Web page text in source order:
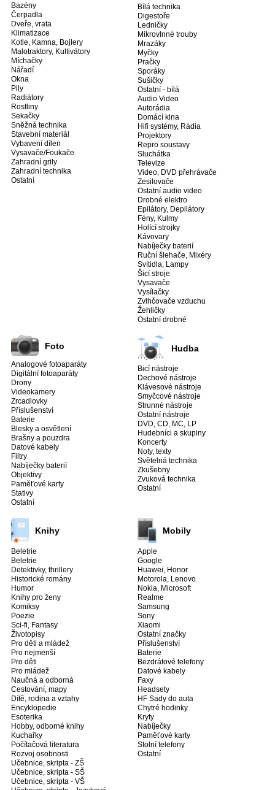
Bazény
Čerpadla
Dveře, vrata
Klimatizace
Kotle, Kamna, Bojlery
Malotraktory, Kultivátory
Míchačky
Nářadí
Okna
Pily
Radiátory
Rostliny
Sekačky
Sněžná technika
Stavební materiál
Vybavení dílen
Vysavače/Foukače
Zahradní grily
Zahradní technika
Ostatní
Bílá technika
Digestoře
Ledničky
Mikrovlnné trouby
Mrazáky
Myčky
Pračky
Sporáky
Sušičky
Ostatní - bílá
Audio Video
Autorádia
Domácí kina
Hifi systémy, Rádia
Projektory
Repro soustavy
Sluchátka
Televize
Video, DVD přehrávače
Zesilovače
Ostatní audio video
Drobné elektro
Epilátory, Depilátory
Fény, Kulmy
Holící strojky
Kávovary
Nabíječky baterií
Ruční šlehače, Mixéry
Svítidla, Lampy
Šicí stroje
Vysavače
Vysílačky
Zvlhčovače vzduchu
Žehličky
Ostatní drobné
Foto
Analogové fotoaparáty
Digitální fotoaparáty
Drony
Videokamery
Zrcadlovky
Příslušenství
Baterie
Blesky a osvětlení
Brašny a pouzdra
Datové kabely
Filtry
Nabíječky baterií
Objektivy
Paměťové karty
Stativy
Ostatní
Hudba
Bicí nástroje
Dechové nástroje
Klávesové nástroje
Smyčcové nástroje
Strunné nástroje
Ostatní nástroje
DVD, CD, MC, LP
Hudebníci a skupiny
Koncerty
Noty, texty
Světelná technika
Zkušebny
Zvuková technika
Ostatní
Knihy
Beletrie
Beletrie
Detektivky, thrillery
Historické romány
Humor
Knihy pro ženy
Komiksy
Poezie
Sci-fi, Fantasy
Životopisy
Pro děti a mládež
Pro nejmenší
Pro děti
Pro mládež
Naučná a odborná
Cestování, mapy
Dítě, rodina a vztahy
Encyklopedie
Esoterika
Hobby, odborné knihy
Kuchařky
Počítačová literatura
Rozvoj osobnosti
Učebnice, skripta - ZŠ
Učebnice, skripta - SŠ
Učebnice, skripta - VŠ
Mobily
Apple
Google
Huawei, Honor
Motorola, Lenovo
Nokia, Microsoft
Realme
Samsung
Sony
Xiaomi
Ostatní značky
Příslušenství
Baterie
Bezdrátové telefony
Datové kabely
Faxy
Headsety
HF Sady do auta
Chytré hodinky
Kryty
Nabíječky
Paměťové karty
Stolní telefony
Ostatní